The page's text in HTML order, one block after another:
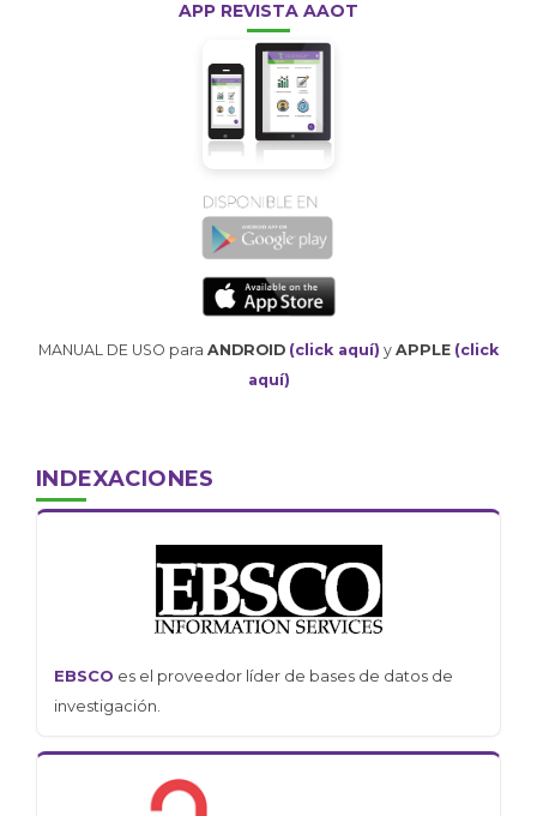
APP REVISTA AAOT
MANUAL DE USO para ANDROID (click aquí) y APPLE (click
aquí)
INDEXACIONES
EBSCO es el proveedor líder de bases de datos de
investigación.